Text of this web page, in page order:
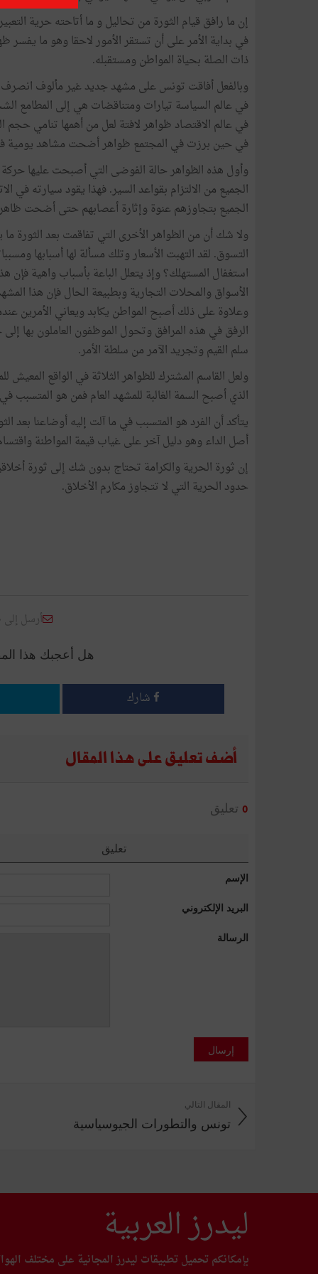
إن ما رافق قيام الثورة من تحاليل و ما أتاحته حرية
في بداية الأمر على أن تستقر الأمور لاحقا وهو ما
ذات الصلة بحياة المواطن ومستقبله.
وبالفعل أفاقت تونس على مشهد جديد غير مألوف
في عالم السياسة تيارات ومتناقضات هي إلى المطامع
في عالم الاقتصاد ظواهر لافتة لعل من أهمها تنامي حجم
في حين برزت في المجتمع ظواهر أضحت مشاهد يومية
وأول هذه الظواهر حالة الفوضى التي أصبحت عليها
الجميع من الالتزام بقواعد السير. فهذا يقود سيارته
الجميع بتجاوزهم عنوة وإثارة أعصابهم حتى أضحت
ولا شك أن من الظواهر الأخرى التي تفاقمت بعد
التسوق. لقد التهبت الأسعار وتلك مسألة لها أسبابها
استغفال المستهلك؟ وإذ يتعلل الباعة بأسباب واهية فإن
الأسواق والمحلات التجارية وبطبيعة الحال فإن هذا
وعلاوة على ذلك أصبح المواطن يكابد ويعاني الأمرين
الرفق في هذه المرافق وتحول الموظفون العاملون بها
سلم القيم وتجريد الآمر من سلطة الأمر.
ولعل القاسم المشترك للظواهر الثلاثة في الواقع
الذي أصبح السمة الغالبة للمشهد العام فمن هو المتسبب
يتأكد أن الفرد هو المتسبب في ما آلت إليه أوضاعنا
أصل الداء وهو دليل آخر على غياب قيمة المواطنة
إن ثورة الحرية والكرامة تحتاج بدون شك إلى ثورة
حدود الحرية التي لا تتجاوز مكارم الأخلاق.
أرسل
هل أعجبك هذا
شارك
أضف تعليق على هذا المقال
0 تعليق
تعليق
الإسم
البريد الإلكتروني
الرسالة
إرسال
المقال التالي
تونس والتطورات الجيوسياسية
ليدرز العربية
بإمكانكم تحميل تطبيقات ليدرز المجانية على مختلف